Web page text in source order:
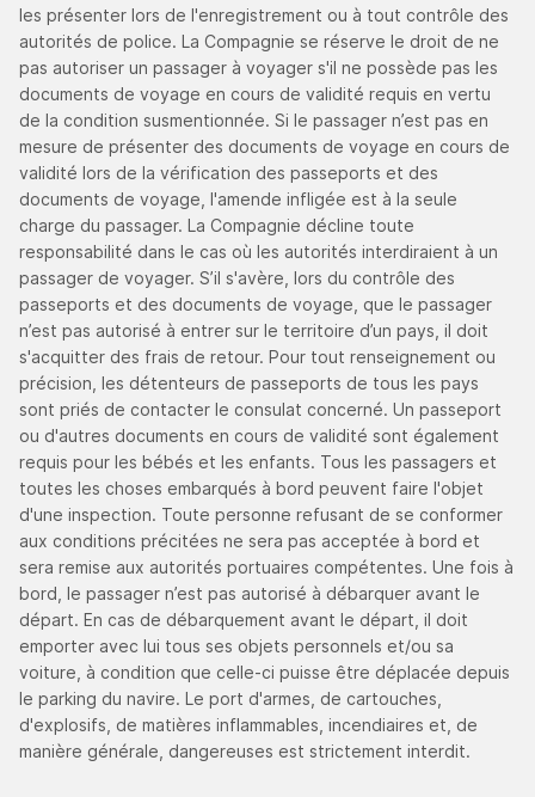
les présenter lors de l'enregistrement ou à tout contrôle des
autorités de police. La Compagnie se réserve le droit de ne
pas autoriser un passager à voyager s'il ne possède pas les
documents de voyage en cours de validité requis en vertu
de la condition susmentionnée. Si le passager n’est pas en
mesure de présenter des documents de voyage en cours de
validité lors de la vérification des passeports et des
documents de voyage, l'amende infligée est à la seule
charge du passager. La Compagnie décline toute
responsabilité dans le cas où les autorités interdiraient à un
passager de voyager. S’il s'avère, lors du contrôle des
passeports et des documents de voyage, que le passager
n’est pas autorisé à entrer sur le territoire d’un pays, il doit
s'acquitter des frais de retour. Pour tout renseignement ou
précision, les détenteurs de passeports de tous les pays
sont priés de contacter le consulat concerné. Un passeport
ou d'autres documents en cours de validité sont également
requis pour les bébés et les enfants. Tous les passagers et
toutes les choses embarqués à bord peuvent faire l'objet
d'une inspection. Toute personne refusant de se conformer
aux conditions précitées ne sera pas acceptée à bord et
sera remise aux autorités portuaires compétentes. Une fois à
bord, le passager n’est pas autorisé à débarquer avant le
départ. En cas de débarquement avant le départ, il doit
emporter avec lui tous ses objets personnels et/ou sa
voiture, à condition que celle-ci puisse être déplacée depuis
le parking du navire. Le port d'armes, de cartouches,
d'explosifs, de matières inflammables, incendiaires et, de
manière générale, dangereuses est strictement interdit.